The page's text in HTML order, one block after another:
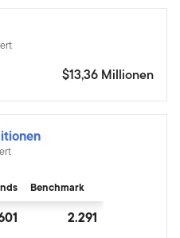
$13,36 Millionen
Benchmark
2.291